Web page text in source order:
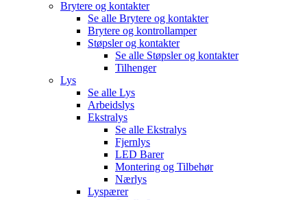
Brytere og kontakter
Se alle Brytere og kontakter
Brytere og kontrollamper
Støpsler og kontakter
Se alle Støpsler og kontakter
Tilhenger
Lys
Se alle Lys
Arbeidslys
Ekstralys
Se alle Ekstralys
Fjernlys
LED Barer
Montering og Tilbehør
Nærlys
Lyspærer